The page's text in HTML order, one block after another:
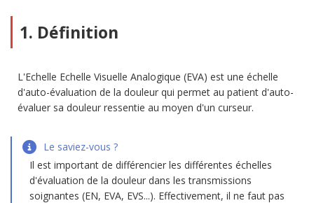
1. Définition
L'Echelle Echelle Visuelle Analogique (EVA) est une échelle
d'auto-évaluation de la douleur qui permet au patient d'auto-
évaluer sa douleur ressentie au moyen d'un curseur.
Le saviez-vous ?
Il est important de différencier les différentes échelles
d'évaluation de la douleur dans les transmissions
soignantes (EN, EVA, EVS...). Effectivement, il ne faut pas